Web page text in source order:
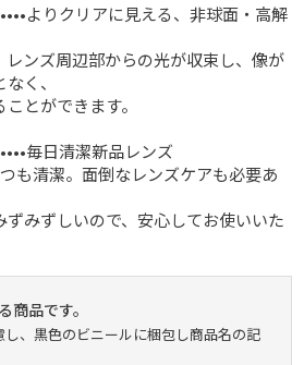
よりクリアに見える、非球面・高解
ンズ周辺部からの光が収束し、像が
く、
とができます。
毎日清潔新品レンズ
も清潔。面倒なレンズケアも必要あ
ずみずしいので、安心してお使いいた
商品です。
、黒色のビニールに梱包し商品名の記